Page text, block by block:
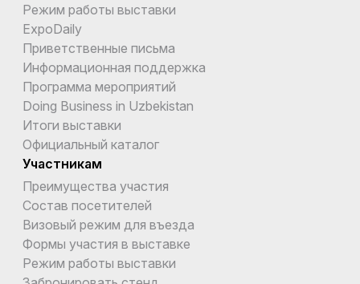
Режим работы выставки
ExpoDaily
Приветственные письма
Информационная поддержка
Программа мероприятий
Doing Business in Uzbekistan
Итоги выставки
Официальный каталог
Участникам
Преимущества участия
Состав посетителей
Визовый режим для въезда
Формы участия в выставке
Режим работы выставки